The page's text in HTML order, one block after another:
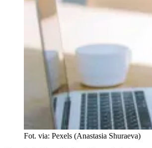
Fot. via: Pexels (Anastasia Shuraeva)